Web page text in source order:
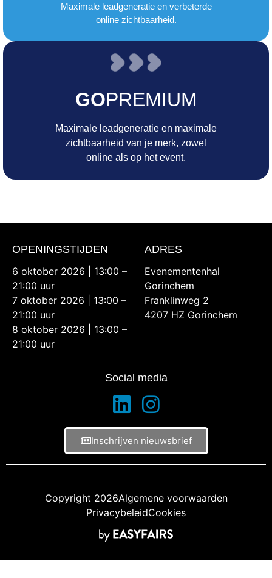
Maximale leadgeneratie en verbeterde
online zichtbaarheid.
GOPREMIUM
Maximale leadgeneratie en maximale
zichtbaarheid van je merk, zowel
online als op het event.
OPENINGSTIJDEN
6 oktober 2026 | 13:00 –
21:00 uur
7 oktober 2026 | 13:00 –
21:00 uur
8 oktober 2026 | 13:00 –
21:00 uur
ADRES
Evenementenhal
Gorinchem
Franklinweg 2
4207 HZ Gorinchem
Social media
Inschrijven nieuwsbrief
Copyright 2026Algemene voorwaarden
PrivacybeleidCookies